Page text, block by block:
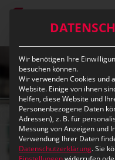
Skip
content
Wir benötigen Ihre
besuchen können.
Wir verwenden Cookies und
Website. Einige von ihnen
helfen, diese Website und
Personenbezogene Daten
Adressen), z. B. für
Messung von Anzeigen und
Verwendung Ihrer Daten
Datenschutzerklärung.Sie